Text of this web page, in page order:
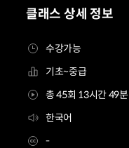
클래스 상세 정보
수강가능
기초~중급
총 45회 13시간 49분
한국어
-